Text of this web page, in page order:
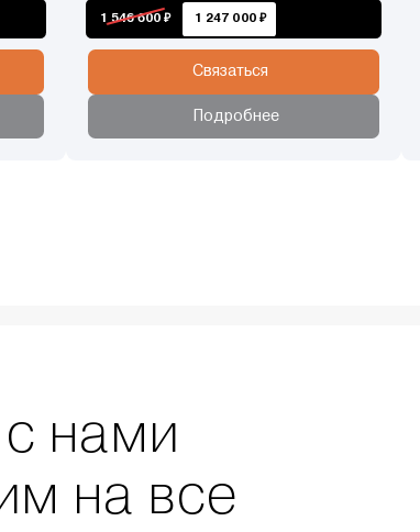
1 546 600 ₽ 1 247 000 ₽
Связаться
Подробнее
нами
на все